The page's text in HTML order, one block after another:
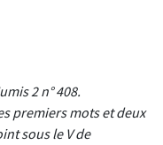
2 n° 408.
premiers mots et deux
sous le V de